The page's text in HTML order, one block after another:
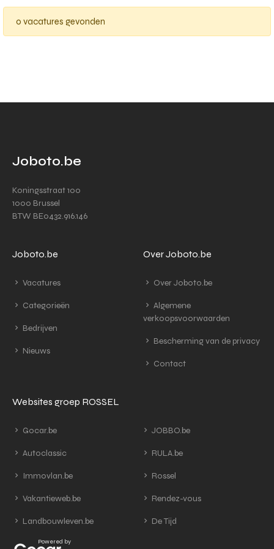
0 vacatures gevonden
Joboto.be
Koningsstraat 100
1000 Brussel
BTW BE0432.916.146
Joboto.be
Vacatures
Categorieën
Bedrijven
Nieuws
Over Joboto.be
Over Joboto.be
Algemene
verkoopsvoorwaarden
Bescherming van de privacy
Contact
Websites groep ROSSEL
Gocar.be
Autoclassic
Immovlan.be
Vakantieweb.be
Landbouwleven.be
JOBBO.be
RULA.be
Rossel
Rendez-vous
De Tijd
Powered by